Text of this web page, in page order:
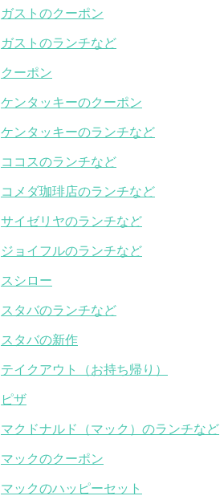
ガストのクーポン
ガストのランチなど
クーポン
ケンタッキーのクーポン
ケンタッキーのランチなど
ココスのランチなど
コメダ珈琲店のランチなど
サイゼリヤのランチなど
ジョイフルのランチなど
スシロー
スタバのランチなど
スタバの新作
テイクアウト（お持ち帰り）
ピザ
マクドナルド（マック）のランチなど
マックのクーポン
マックのハッピーセット